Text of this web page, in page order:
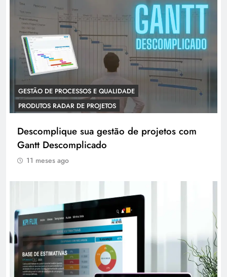
GESTÃO DE PROCESSOS E QUALIDADE
PRODUTOS RADAR DE PROJETOS
Descomplique sua gestão de projetos com
Gantt Descomplicado
11 meses ago